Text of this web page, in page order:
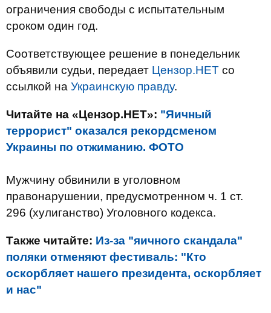
ограничения свободы с испытательным
сроком один год.
Соответствующее решение в понедельник
объявили судьи, передает Цензор.НЕТ со
ссылкой на Украинскую правду.
Читайте на «Цензор.НЕТ»: "Яичный
террорист" оказался рекордсменом
Украины по отжиманию. ФОТО
Мужчину обвинили в уголовном
правонарушении, предусмотренном ч. 1 ст.
296 (хулиганство) Уголовного кодекса.
Также читайте: Из-за "яичного скандала"
поляки отменяют фестиваль: "Кто
оскорбляет нашего президента, оскорбляет
и нас"